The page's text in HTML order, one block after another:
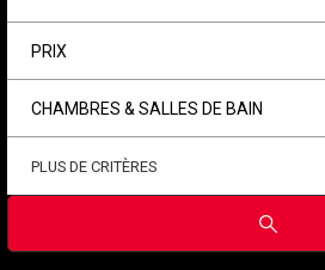
PRIX
CHAMBRES & SALLES DE BAIN
PLUS DE CRITÈRES
Soumettre